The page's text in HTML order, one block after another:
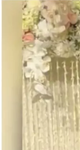
फिल्में: अक्षय कुमार से
रौद्योगिकी
Samsung भारत में
करेगा नई Galaxy
Series, ट्रिपल